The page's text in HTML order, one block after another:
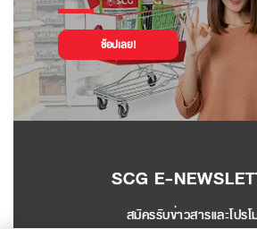
ช้อปเลย!
SCG E-
สมัครรับข่าวสารและโปรโ